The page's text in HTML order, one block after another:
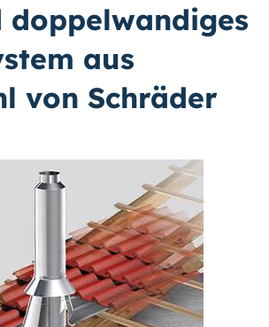
doppelwandiges
aus
von Schräder